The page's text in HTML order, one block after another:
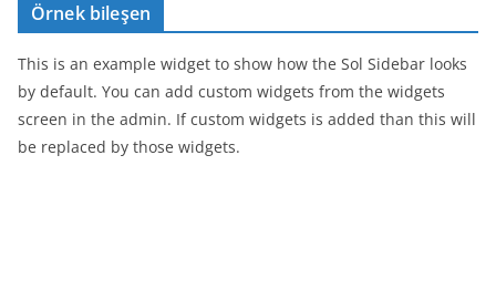
Örnek bileşen
This is an example widget to show how the Sol Sidebar looks
by default. You can add custom widgets from the widgets
screen in the admin. If custom widgets is added than this will
be replaced by those widgets.